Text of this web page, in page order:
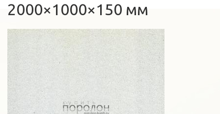
2000×1000×150 мм